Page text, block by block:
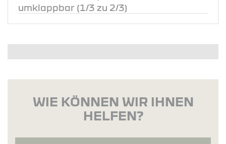
umklappbar (1/3 zu 2/3)
WIE KÖNNEN WIR IHNEN
HELFEN?